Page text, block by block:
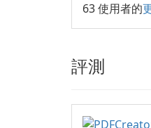
63 使用者的
評測